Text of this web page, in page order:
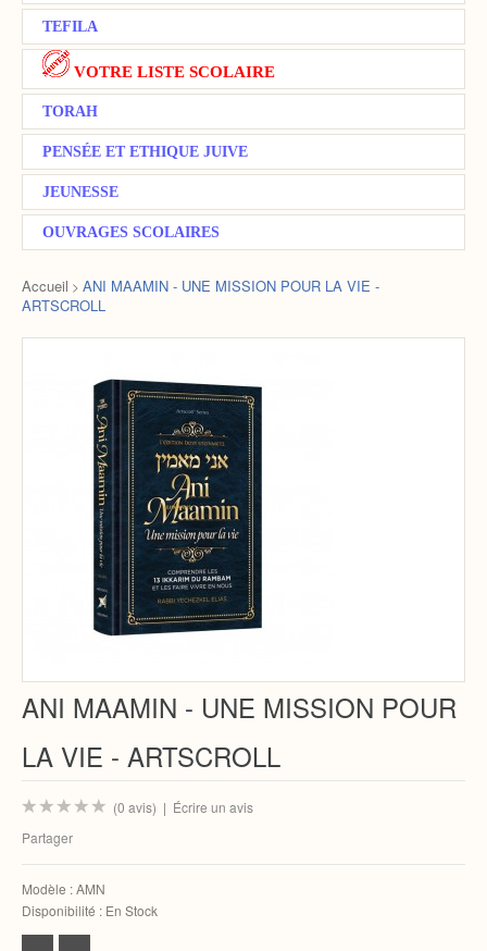
TEFILA
VOTRE LISTE SCOLAIRE
TORAH
PENSÉE ET ETHIQUE JUIVE
JEUNESSE
OUVRAGES SCOLAIRES
Accueil > ANI MAAMIN - UNE MISSION POUR LA VIE -
ARTSCROLL
ANI MAAMIN - UNE MISSION POUR
LA VIE - ARTSCROLL
(0 avis) | Écrire un avis
Partager
Modèle :AMN
Disponibilité : En Stock